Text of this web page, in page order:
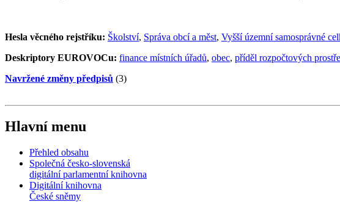
Hesla věcného rejstříku: Školství, Správa obcí a měst, Vyšší územní samosprávné
Deskriptory EUROVOCu: finance místních úřadů, obec, příděl rozpočtových
Navržené změny předpisů (3)
Hlavní menu
Přehled obsahu
Společná česko-slovenská
digitální parlamentní knihovna
Digitální knihovna
České sněmy